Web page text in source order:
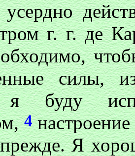
г. г. де
силы,
я буду
4настроение
Я